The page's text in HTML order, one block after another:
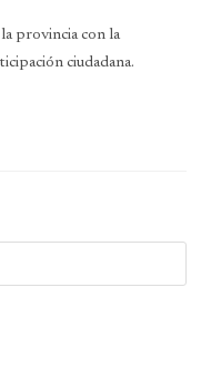
provincia con la
ciudadana.